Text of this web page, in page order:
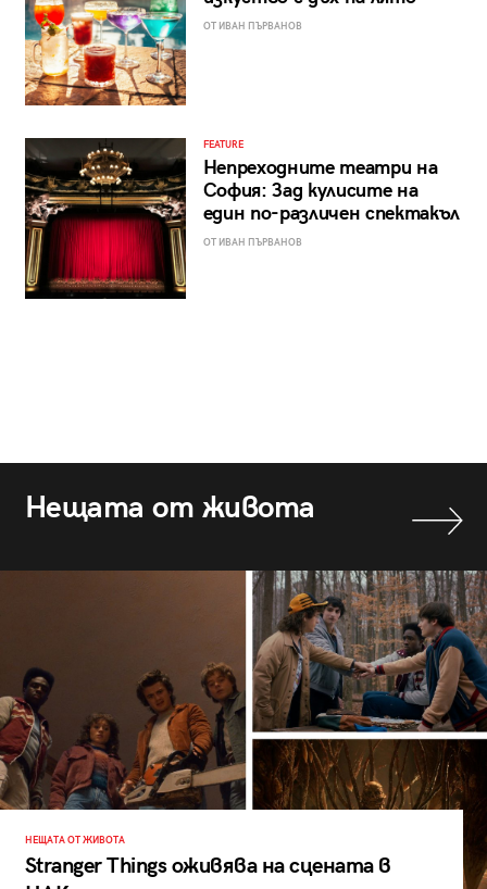
ОТ ИВАН ПЪРВАНОВ
FEATURE
Непреходните театри на
София: Зад кулисите на
един по-различен спектакъл
ОТ ИВАН ПЪРВАНОВ
Нещата от живота
НЕЩАТА ОТ ЖИВОТА
Stranger Things оживява на сцената в